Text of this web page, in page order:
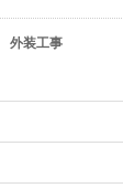
外装工事